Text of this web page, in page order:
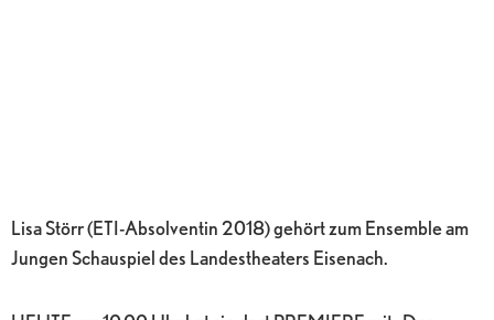
Lisa Störr (ETI-Absolventin 2018) gehört zum Ensemble am
Jungen Schauspiel des Landestheaters Eisenach.